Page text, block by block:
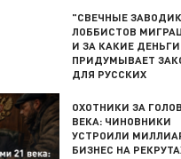
"СВЕЧНЫЕ
ЛОББИСТОВ
И ЗА КАКИЕ ДЕНЬГИ
ПРИДУМЫВАЕТ
ДЛЯ РУССКИХ
ОХОТНИКИ ЗА
ВЕКА: ЧИНОВНИКИ
УСТРОИЛИ
БИЗНЕС НА